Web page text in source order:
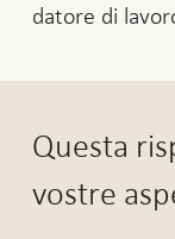
datore di
Questa
vostre